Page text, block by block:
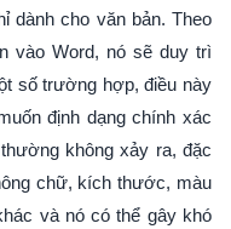
dành cho văn bản. Theo
vào Word, nó sẽ duy trì
số trường hợp, điều này
định dạng chính xác
không xảy ra, đặc
chữ, kích thước, màu
và nó có thể gây khó